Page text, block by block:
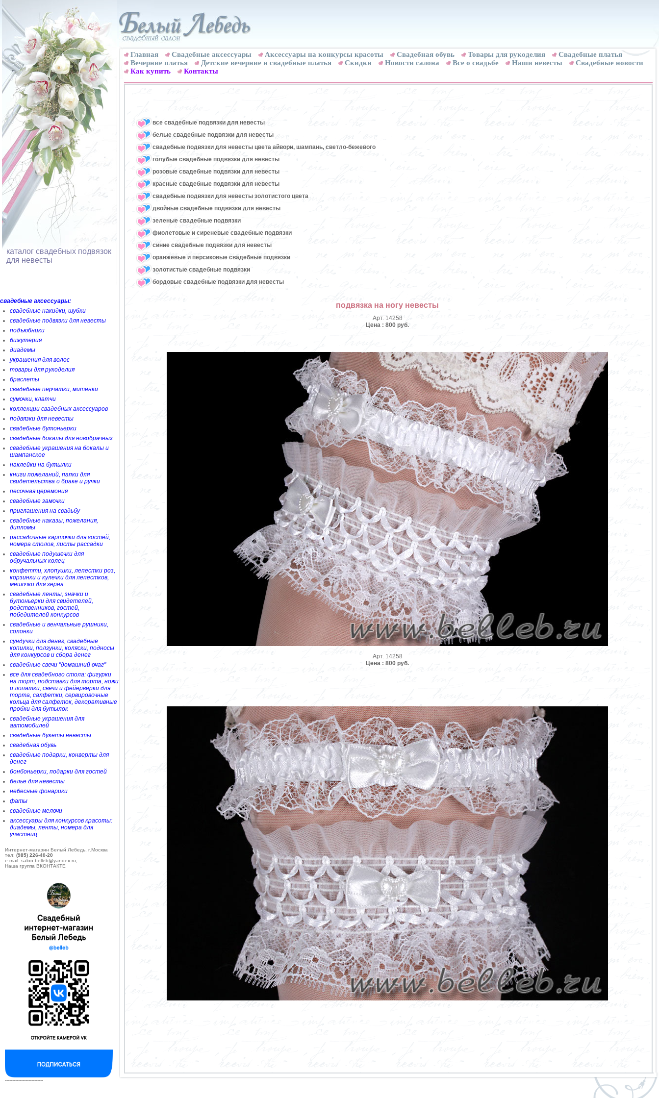
каталог свадебных подвязок
для невесты
свадебные аксессуары:
свадебные накидки, шубки
свадебные подвязки для невесты
подъюбники
бижутерия
диадемы
украшения для волос
товары для рукоделия
браслеты
свадебные перчатки, митенки
сумочки, клатчи
коллекции свадебных аксессуаров
подвязки для невесты
свадебные бутоньерки
свадебные бокалы для новобрачных
свадебные украшения на бокалы и
шампанское
наклейки на бутылки
книги пожеланий, папки для
свидетельства о браке и ручки
песочная церемония
свадебные замочки
приглашения на свадьбу
свадебные наказы, пожелания,
дипломы
рассадочные карточки для гостей,
номера столов, листы рассадки
свадебные подушечки для
обручальных колец
конфетти, хлопушки, лепестки роз,
корзинки и кулечки для лепестков,
мешочки для зерна
свадебные ленты, значки и
бутоньерки для свидетелей,
родственников, гостей,
победителей конкурсов
свадебные и венчальные рушники,
солонки
сундучки для денег, свадебные
копилки, ползунки, коляски, подносы
для конкурсов и сбора денег
свадебные свечи "домашний очаг"
все для свадебного стола: фигурки
на торт, подставки для торта, ножи
и лопатки, свечи и фейерверки для
торта, салфетки, сервировочные
кольца для салфеток, декоративные
пробки для бутылок
свадебные украшения для
автомобилей
свадебные букеты невесты
свадебная обувь
свадебные подарки, конверты для
денег
бонбоньерки, подарки для гостей
белье для невесты
небесные фонарики
фаты
свадебные мелочи
аксессуары для конкурсов красоты:
диадемы, ленты, номера для
участниц
Интернет-магазин Белый Лебедь, г.Москва
тел: (985) 226-40-20
e-mail: salon-belleb@yandex.ru;
Наша группа ВКОНТАКТЕ
--------------------------
Главная Свадебные аксессуары Аксессуары на конкурсы красоты Свадебная обувь Товары для рукоделия
Cвадебные платья
Вечерние платья
Детские вечерние и свадебные платья Скидки Новости салона Все о свадьбе Наши невесты
Свадебные новости
Как купить
Контакты
все свадебные подвязки для невесты
белые свадебные подвязки для невесты
свадебные подвязки для невесты цвета айвори, шампань, светло-бежевого
голубые свадебные подвязки для невесты
розовые свадебные подвязки для невесты
красные свадебные подвязки для невесты
свадебные подвязки для невесты золотистого цвета
двойные свадебные подвязки для невесты
зеленые свадебные подвязки
фиолетовые и сиреневые свадебные подвязки
синие свадебные подвязки для невесты
оранжевые и персиковые свадебные подвязки
золотистые свадебные подвязки
бордовые свадебные подвязки для невесты
подвязка на ногу невесты
Арт. 14258
Цена : 800 руб.
Арт. 14258
Цена : 800 руб.